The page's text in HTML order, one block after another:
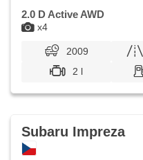
x4
2.0 D Active AWD
2009
2 l
Subaru Impreza